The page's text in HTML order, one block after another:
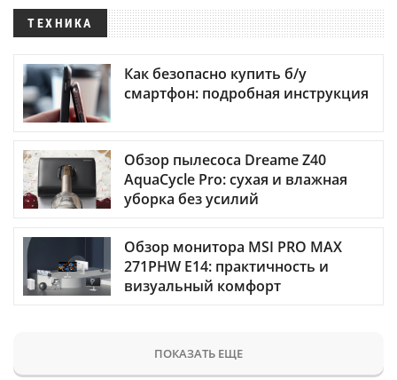
ТЕХНИКА
Как безопасно купить б/у
смартфон: подробная инструкция
Обзор пылесоса Dreame Z40
AquaCycle Pro: сухая и влажная
уборка без усилий
Обзор монитора MSI PRO MAX
271PHW E14: практичность и
визуальный комфорт
ПОКАЗАТЬ ЕЩЕ